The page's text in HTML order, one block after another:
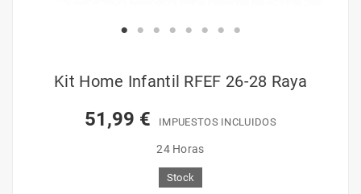
Kit Home Infantil RFEF 26-28 Raya
51,99 € IMPUESTOS INCLUIDOS
24 Horas
Stock